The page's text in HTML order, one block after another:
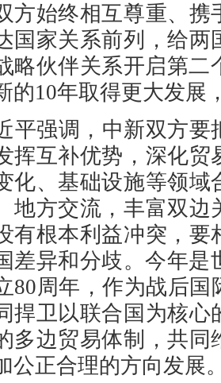
方始终相互尊重、
国家关系前列，给
略伙伴关系开启第二
的10年取得更大发展
平强调，中新双方
挥互补优势，深化
化、基础设施等领
地方交流，丰富双
有根本利益冲突，
差异和分歧。今年是
80周年，作为战后
捍卫以联合国为核
多边贸易体制，共
公正合理的方向发展